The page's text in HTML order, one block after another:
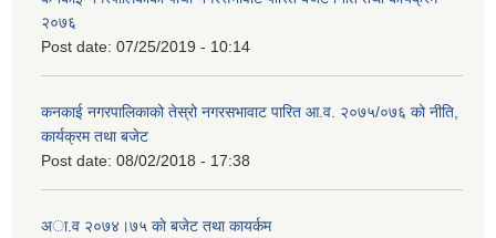
२०७६
Post date: 07/25/2019 - 10:14
कनकाई नगरपालिकाको तेस्रो नगरसभावाट पारित आ.व. २०७५/०७६ को नीति,
कार्यक्रम तथा बजेट
Post date: 08/02/2018 - 17:38
अा.व २०७४।७५ काे बजेट तथा कायर्कम